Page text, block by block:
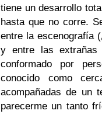
tiene un desarrollo
hasta que no corre.
entre la escenografía
y entre las extrañas
conformado por
conocido como
acompañadas de un
parecerme un tanto